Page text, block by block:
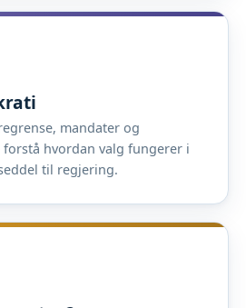
mandater og
hvordan valg fungerer i
til regjering.